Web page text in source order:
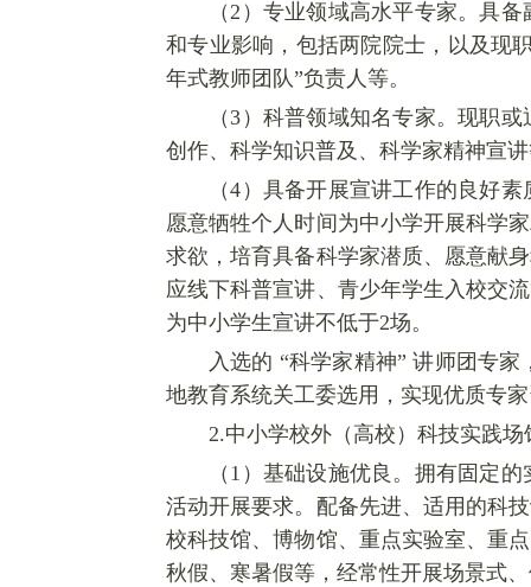
（2 ）专业领域高水平专家。具
和专业影响，包括两院院士，以及现
年式教师团队”负责人等。
（3 ）科普领域知名专家。现职
创作、科学知识普及、科学家精神宣
（4 ）具备开展宣讲工作的良好
愿意牺牲个人时间为中小学开展科学
求欲，培育具备科学家潜质、愿意献
应线下科普宣讲、青少年学生入校交
为中小学生宣讲不低于2场。
入选的 “科学家精神” 讲师团专
地教育系统关工委选用，实现优质专
2.中小学校外（高校）科技实践场
（ 1 ）基础设施优良。拥有固定
活动开展要求。配备先进、适用的科
校科技馆、博物馆、重点实验室、重
秋假、寒暑假等，经常性开展场景式